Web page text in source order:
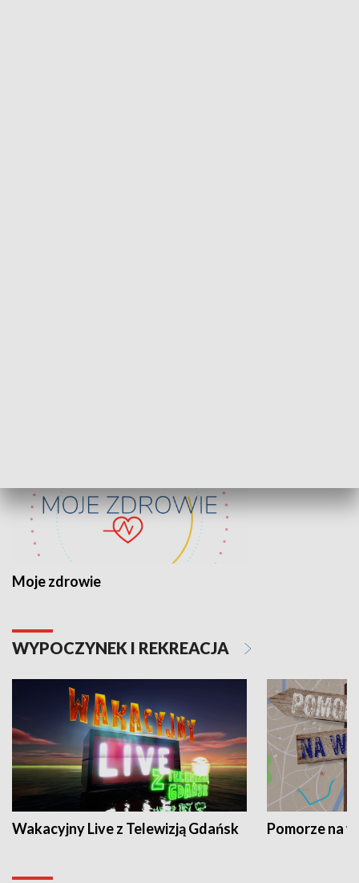
Moje zdrowie
WYPOCZYNEK I REKREACJA
Wakacyjny Live z Telewizją Gdańsk Pomorze na